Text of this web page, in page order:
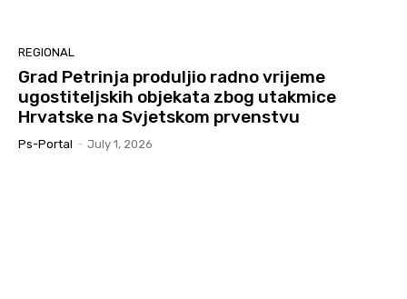
REGIONAL
Grad Petrinja produljio radno vrijeme
ugostiteljskih objekata zbog utakmice
Hrvatske na Svjetskom prvenstvu
Ps-Portal - July 1, 2026